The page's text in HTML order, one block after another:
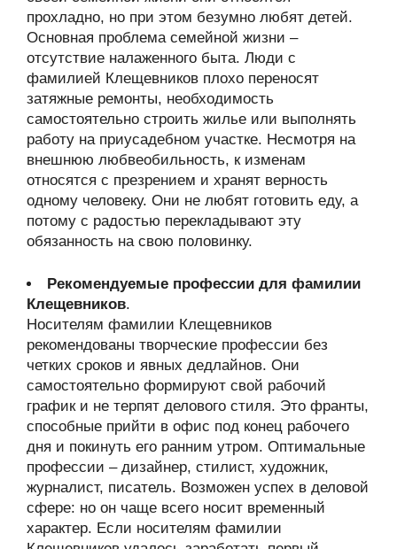
прохладно, но при этом безумно любят детей.
Основная проблема семейной жизни –
отсутствие налаженного быта. Люди с
фамилией Клещевников плохо переносят
затяжные ремонты, необходимость
самостоятельно строить жилье или выполнять
работу на приусадебном участке. Несмотря на
внешнюю любвеобильность, к изменам
относятся с презрением и хранят верность
одному человеку. Они не любят готовить еду, а
потому с радостью перекладывают эту
обязанность на свою половинку.
Рекомендуемые профессии для фамилии
Клещевников.
Носителям фамилии Клещевников
рекомендованы творческие профессии без
четких сроков и явных дедлайнов. Они
самостоятельно формируют свой рабочий
график и не терпят делового стиля. Это франты,
способные прийти в офис под конец рабочего
дня и покинуть его ранним утром. Оптимальные
профессии – дизайнер, стилист, художник,
журналист, писатель. Возможен успех в деловой
сфере: но он чаще всего носит временный
характер. Если носителям фамилии